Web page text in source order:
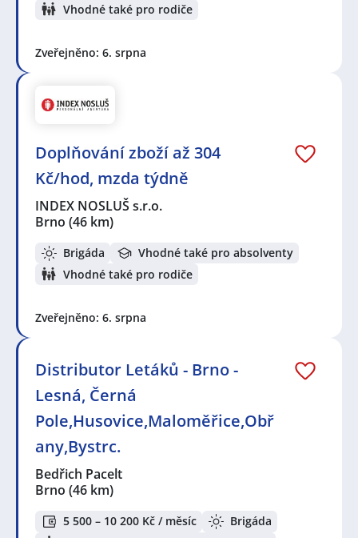
Vhodné také pro rodiče
Zveřejněno: 6. srpna
Doplňování zboží až 304
Kč/hod, mzda týdně
INDEX NOSLUŠ s.r.o.
Brno (46 km)
Brigáda
Vhodné také pro absolventy
Vhodné také pro rodiče
Zveřejněno: 6. srpna
Distributor Letáků - Brno -
Lesná, Černá
Pole,Husovice,Maloměřice,Obř
any,Bystrc.
Bedřich Pacelt
Brno (46 km)
5 500 – 10 200 Kč / měsíc
Brigáda